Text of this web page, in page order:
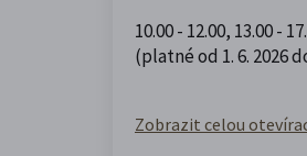
10.00 - 12.00, 13.00 -
(platné od 1. 6. 2026
Zobrazit celou